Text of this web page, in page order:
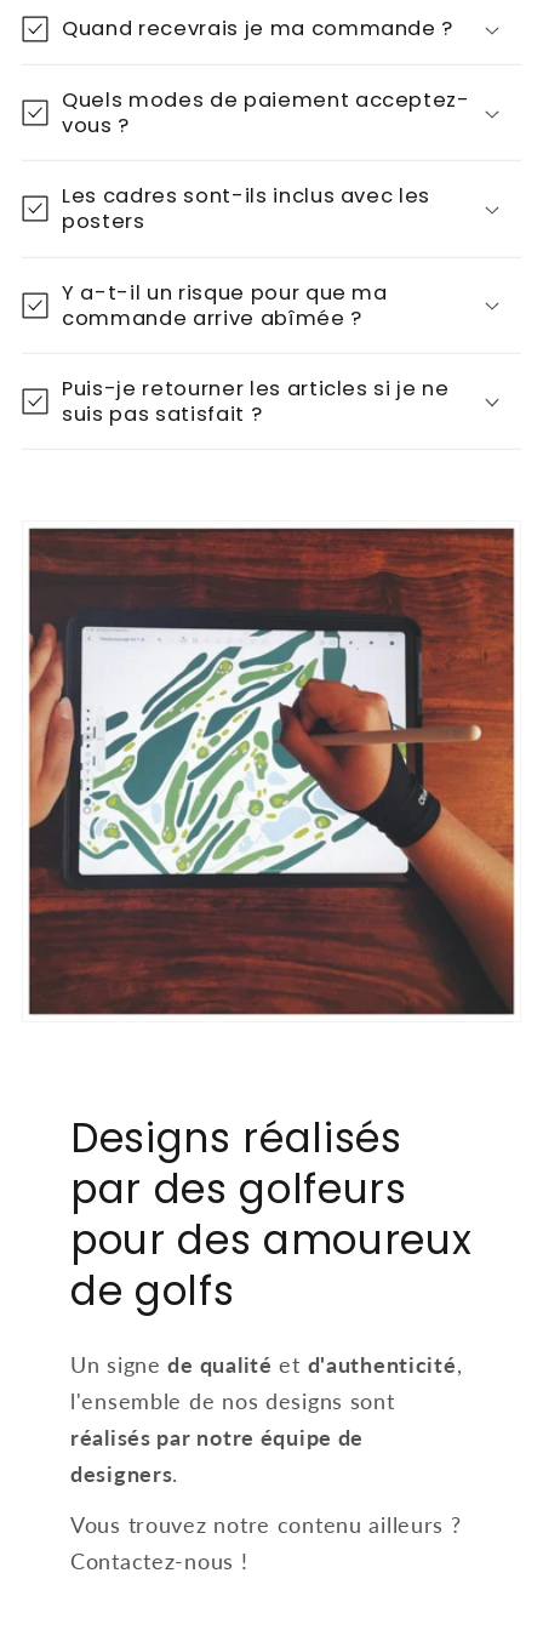
Quand recevrais je ma commande ?
Quels modes de paiement acceptez-
vous ?
Les cadres sont-ils inclus avec les
posters
Y a-t-il un risque pour que ma
commande arrive abîmée ?
Puis-je retourner les articles si je ne
suis pas satisfait ?
Designs réalisés
par des golfeurs
pour des amoureux
de golfs
Un signede qualité et d'authenticité,
l'ensemble de nos designs sont
réalisés par notre équipe de
designers.
Vous trouvez notre contenu ailleurs ?
Contactez-nous !